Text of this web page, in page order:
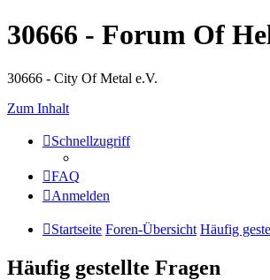
30666 - Forum Of
30666 - City Of Metal e.V.
Zum Inhalt
Schnellzugriff
FAQ
Anmelden
Startseite Foren-Übersicht Häufig
Häufig gestellte Fragen